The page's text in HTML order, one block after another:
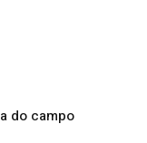
do campo